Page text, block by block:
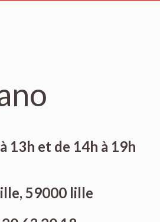
13h et de 14h à 19h
59000 lille